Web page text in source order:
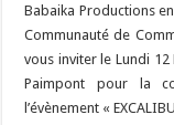
Babaika Productions
Communauté de
vous inviter le Lundi 12
Paimpont pour la
l’évènement «